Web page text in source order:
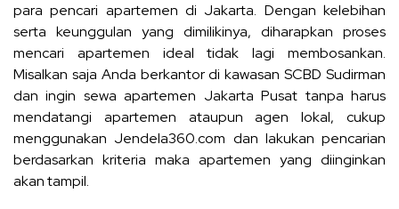
para pencari apartemen di Jakarta. Dengan kelebihan
serta keunggulan yang dimilikinya, diharapkan proses
mencari apartemen ideal tidak lagi membosankan.
Misalkan saja Anda berkantor di kawasan SCBD Sudirman
dan ingin sewa apartemen Jakarta Pusat tanpa harus
mendatangi apartemen ataupun agen lokal, cukup
menggunakan Jendela360.com dan lakukan pencarian
berdasarkan kriteria maka apartemen yang diinginkan
akan tampil.